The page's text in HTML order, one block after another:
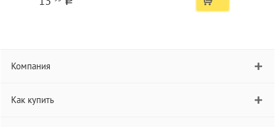
Компания
Как купить